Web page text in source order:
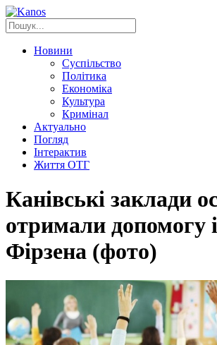
Новини
Суспільство
Політика
Економіка
Культура
Кримінал
Актуально
Погляд
Інтерактив
Життя ОТГ
Канівські заклади
отримали допомогу
Фірзена (фото)